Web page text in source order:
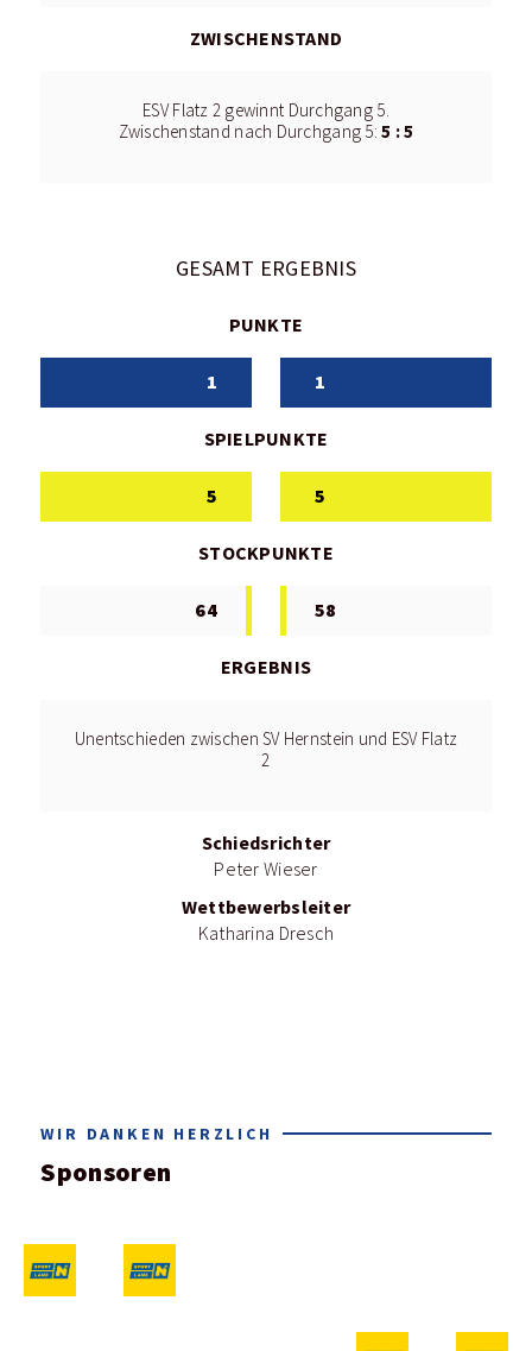
ZWISCHENSTAND
ESV Flatz 2 gewinnt Durchgang 5.
Zwischenstand nach Durchgang 5:5 : 5
GESAMT ERGEBNIS
PUNKTE
1 1
SPIELPUNKTE
5 5
STOCKPUNKTE
64 58
ERGEBNIS
Unentschieden zwischen SV Hernstein und ESV Flatz
2
Schiedsrichter
Peter Wieser
Wettbewerbsleiter
Katharina Dresch
WIR DANKEN HERZLICH
Sponsoren